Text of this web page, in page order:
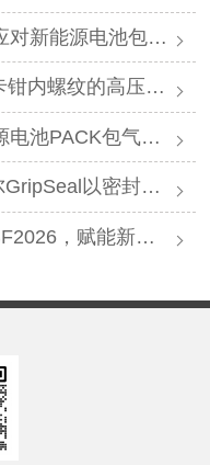
池包防爆阀测试难题
的高压密封连接方案
包气密测试中的应用
封连接硬核实力圈粉
新能源产业绿色发展